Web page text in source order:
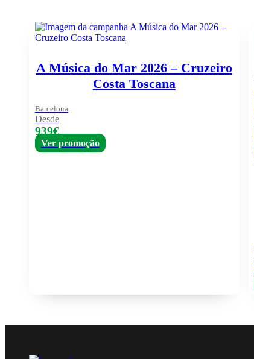
A Música do Mar 2026 – Cruzeiro
Costa Toscana
Barcelona
Desde
939€
Ver promoção